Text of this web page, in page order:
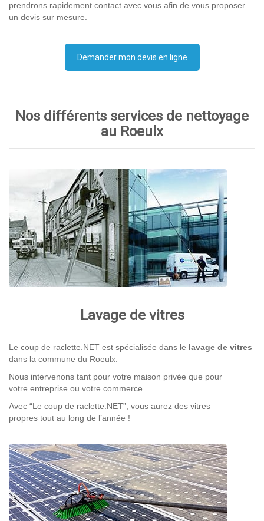
prendrons rapidement contact avec vous afin de vous proposer
un devis sur mesure.
Demander mon devis en ligne
Nos différents services de nettoyage
au Roeulx
Lavage de vitres
Le coup de raclette.NET est spécialisée dans le lavage de vitres
dans la commune du Roeulx.
Nous intervenons tant pour votre maison privée que pour
votre entreprise ou votre commerce.
Avec “Le coup de raclette.NET”, vous aurez des vitres
propres tout au long de l’année !